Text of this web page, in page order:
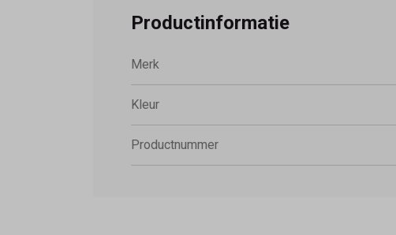
Productinformatie
Merk
Kleur
Productnummer